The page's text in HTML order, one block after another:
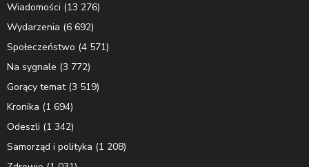
Wiadomości (13 276)
Wydarzenia (6 692)
Społeczeństwo (4 571)
Na sygnale (3 772)
Gorący temat(3 519)
Kronika (1 694)
Odeszli (1 342)
Samorząd i polityka (1 208)